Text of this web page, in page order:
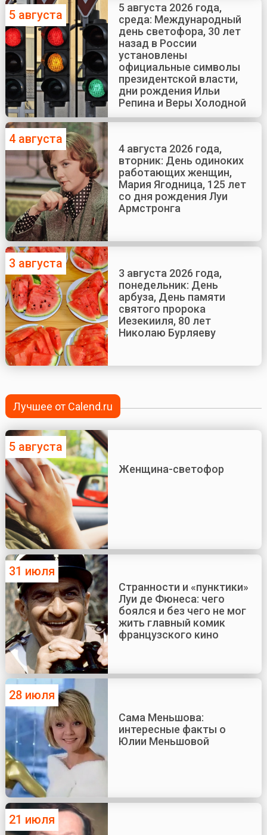
5 августа
5 августа 2026 года,
среда: Международный
день светофора, 30 лет
назад в России
установлены
официальные символы
президентской власти,
дни рождения Ильи
Репина и Веры Холодной
4 августа
4 августа 2026 года,
вторник: День одиноких
работающих женщин,
Мария Ягодница, 125 лет
со дня рождения Луи
Армстронга
3 августа
3 августа 2026 года,
понедельник: День
арбуза, День памяти
святого пророка
Иезекииля, 80 лет
Николаю Бурляеву
Лучшее от Calend.ru
5 августа
Женщина-светофор
31 июля
Странности и «пунктики»
Луи де Фюнеса: чего
боялся и без чего не мог
жить главный комик
французского кино
28 июля
Сама Меньшова:
интересные факты о
Юлии Меньшовой
21 июля